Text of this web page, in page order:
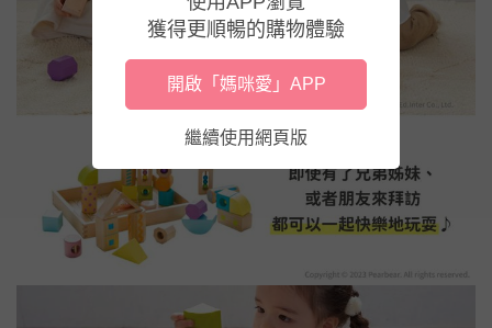
獲得更順暢的購物體驗
開啟「媽咪愛」APP
繼續使用網頁版